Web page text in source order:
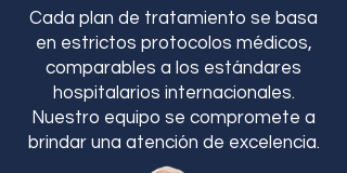
Cada plan de tratamiento se basa
en estrictos protocolos médicos,
comparables a los estándares
hospitalarios internacionales.
Nuestro equipo se compromete a
brindar una atención de excelencia.